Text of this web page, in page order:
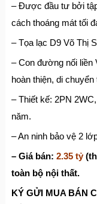
– Được đầu tư bởi
cách thoáng mát tối
– Tọa lạc D9 Võ Thị
– Con đường nối liền
hoàn thiện, di chuyển
– Thiết kế: 2PN
năm.
– An ninh bảo vệ 2
– Giá bán: 2.35 tỷ
toàn bộ nội thất.
KÝ GỬI MUA BÁN